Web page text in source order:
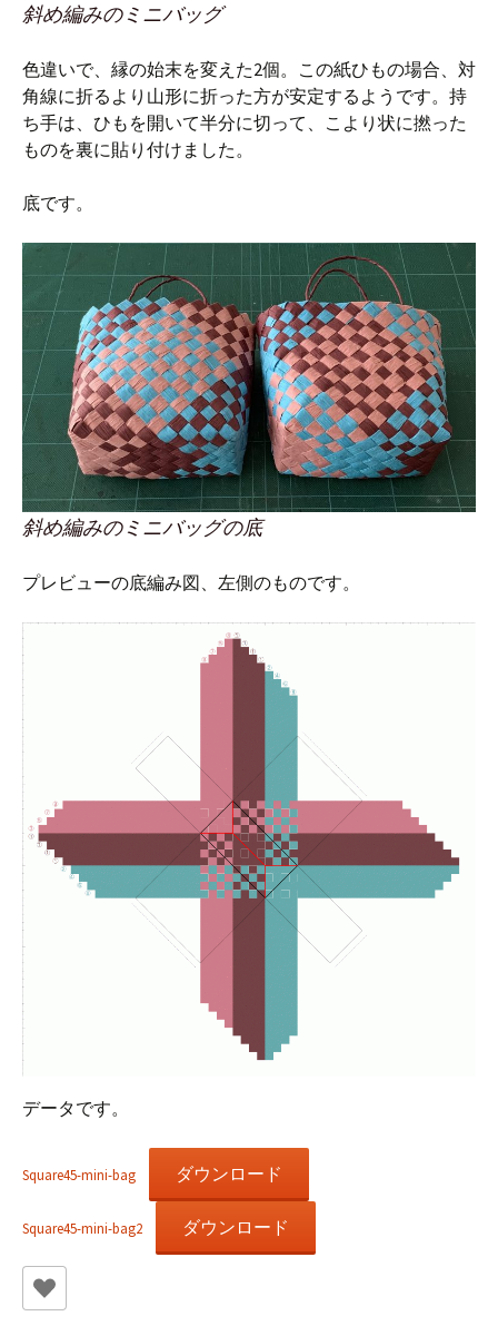
斜め編みのミニバッグ
色違いで、縁の始末を変えた2個。この紙ひもの場合、対
角線に折るより山形に折った方が安定するようです。持
ち手は、ひもを開いて半分に切って、こより状に撚った
ものを裏に貼り付けました。
底です。
斜め編みのミニバッグの底
プレビューの底編み図、左側のものです。
データです。
Square45-mini-bag ダウンロード
Square45-mini-bag2 ダウンロード